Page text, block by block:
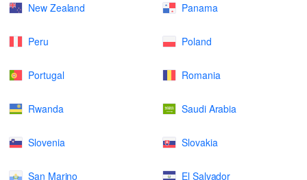
New Zealand Panama
Peru Poland
Portugal Romania
Rwanda Saudi Arabia
Slovenia Slovakia
San Marino El Salvador